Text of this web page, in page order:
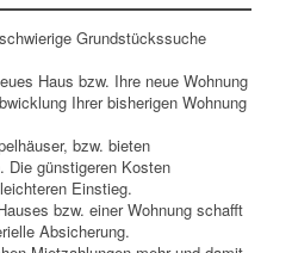
Grundstückssuche
Haus bzw. Ihre neue Wohnung
Ihrer bisherigen Wohnung
bzw. bieten
Die günstigeren Kosten
Einstieg.
bzw. einer Wohnung schafft
Absicherung.